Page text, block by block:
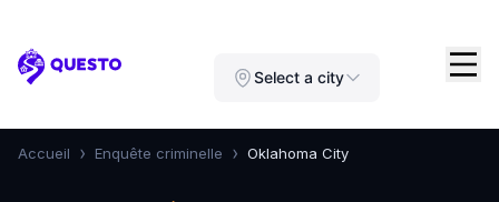
Questo Select a city
Accueil › Enquête criminelle › Oklahoma City